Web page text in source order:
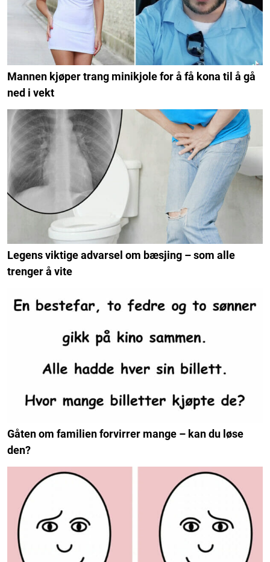
Mannen kjøper trang minikjole for å få kona til å gå
ned i vekt
Legens viktige advarsel om bæsjing – som alle
trenger å vite
Gåten om familien forvirrer mange – kan du løse
den?